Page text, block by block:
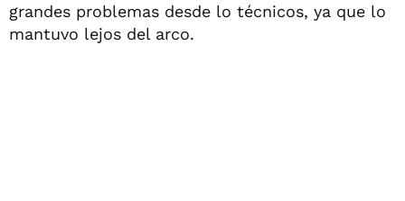
grandes problemas desde lo técnicos, ya que lo
mantuvo lejos del arco.